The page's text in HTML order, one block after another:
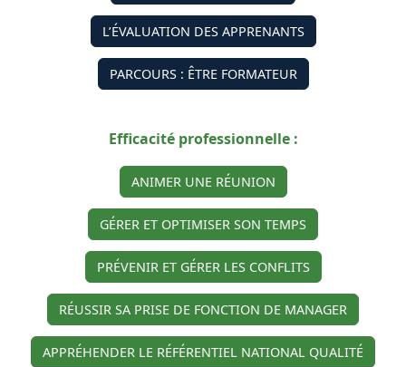
L’ÉVALUATION DES APPRENANTS
PARCOURS : ÊTRE FORMATEUR
Efficacité professionnelle :
ANIMER UNE RÉUNION
GÉRER ET OPTIMISER SON TEMPS
PRÉVENIR ET GÉRER LES CONFLITS
RÉUSSIR SA PRISE DE FONCTION DE MANAGER
APPRÉHENDER LE RÉFÉRENTIEL NATIONAL QUALITÉ